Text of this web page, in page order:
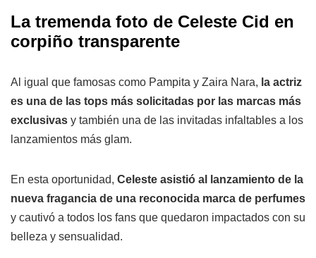
La tremenda foto de Celeste Cid en
corpiño transparente
Al igual que famosas como Pampita y Zaira Nara, la actriz
es una de las tops más solicitadas por las marcas más
exclusivas y también una de las invitadas infaltables a los
lanzamientos más glam.
En esta oportunidad, Celeste asistió al lanzamiento de la
nueva fragancia de una reconocida marca de perfumes
y cautivó a todos los fans que quedaron impactados con su
belleza y sensualidad.